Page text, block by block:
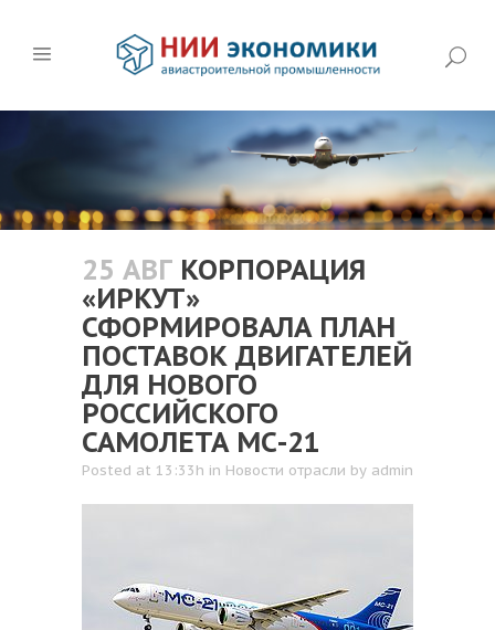
25 АВГ КОРПОРАЦИЯ
«ИРКУТ»
СФОРМИРОВАЛА ПЛАН
ПОСТАВОК ДВИГАТЕЛЕЙ
ДЛЯ НОВОГО
РОССИЙСКОГО
САМОЛЕТА МС-21
Posted at 13:33h in Новости отрасли by admin